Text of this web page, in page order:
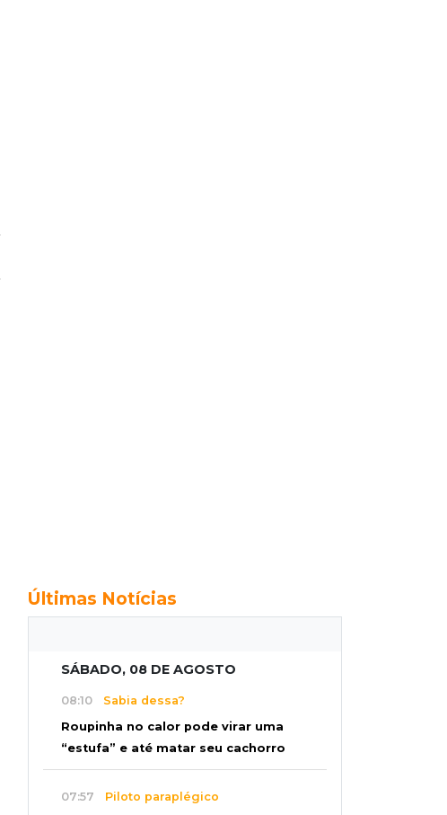
Últimas Notícias
SÁBADO, 08 DE AGOSTO
08:10 Sabia dessa?
Roupinha no calor pode virar uma
“estufa” e até matar seu cachorro
07:57 Piloto paraplégico